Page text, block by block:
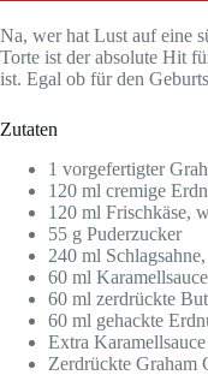
Na, wer hat Lust auf eine
Torte ist der absolute Hit
ist. Egal ob für den
Zutaten
1 vorgefertigter
120 ml cremige
120 ml Frischkäse,
55 g Puderzucker
240 ml
60 ml Karamellsauce
60 ml zerdrückte
60 ml gehackte
Extra
Zerdrückte Graham